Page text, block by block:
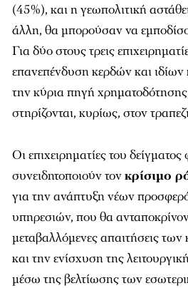
(45%), και η γεωπολιτική
άλλη, θα μπορούσαν να
Για δύο στους τρεις
επανεπένδυση κερδών και ιδίων
την κύρια πηγή
στηρίζονται, κυρίως, στον
Οι επιχειρηματίες του δείγματος
συνειδητοποιούν τονκρίσιμο
για την ανάπτυξη νέων
υπηρεσιών, που θα
μεταβαλλόμενες απαιτήσεις
και την ενίσχυση της
μέσω της βελτίωσης των